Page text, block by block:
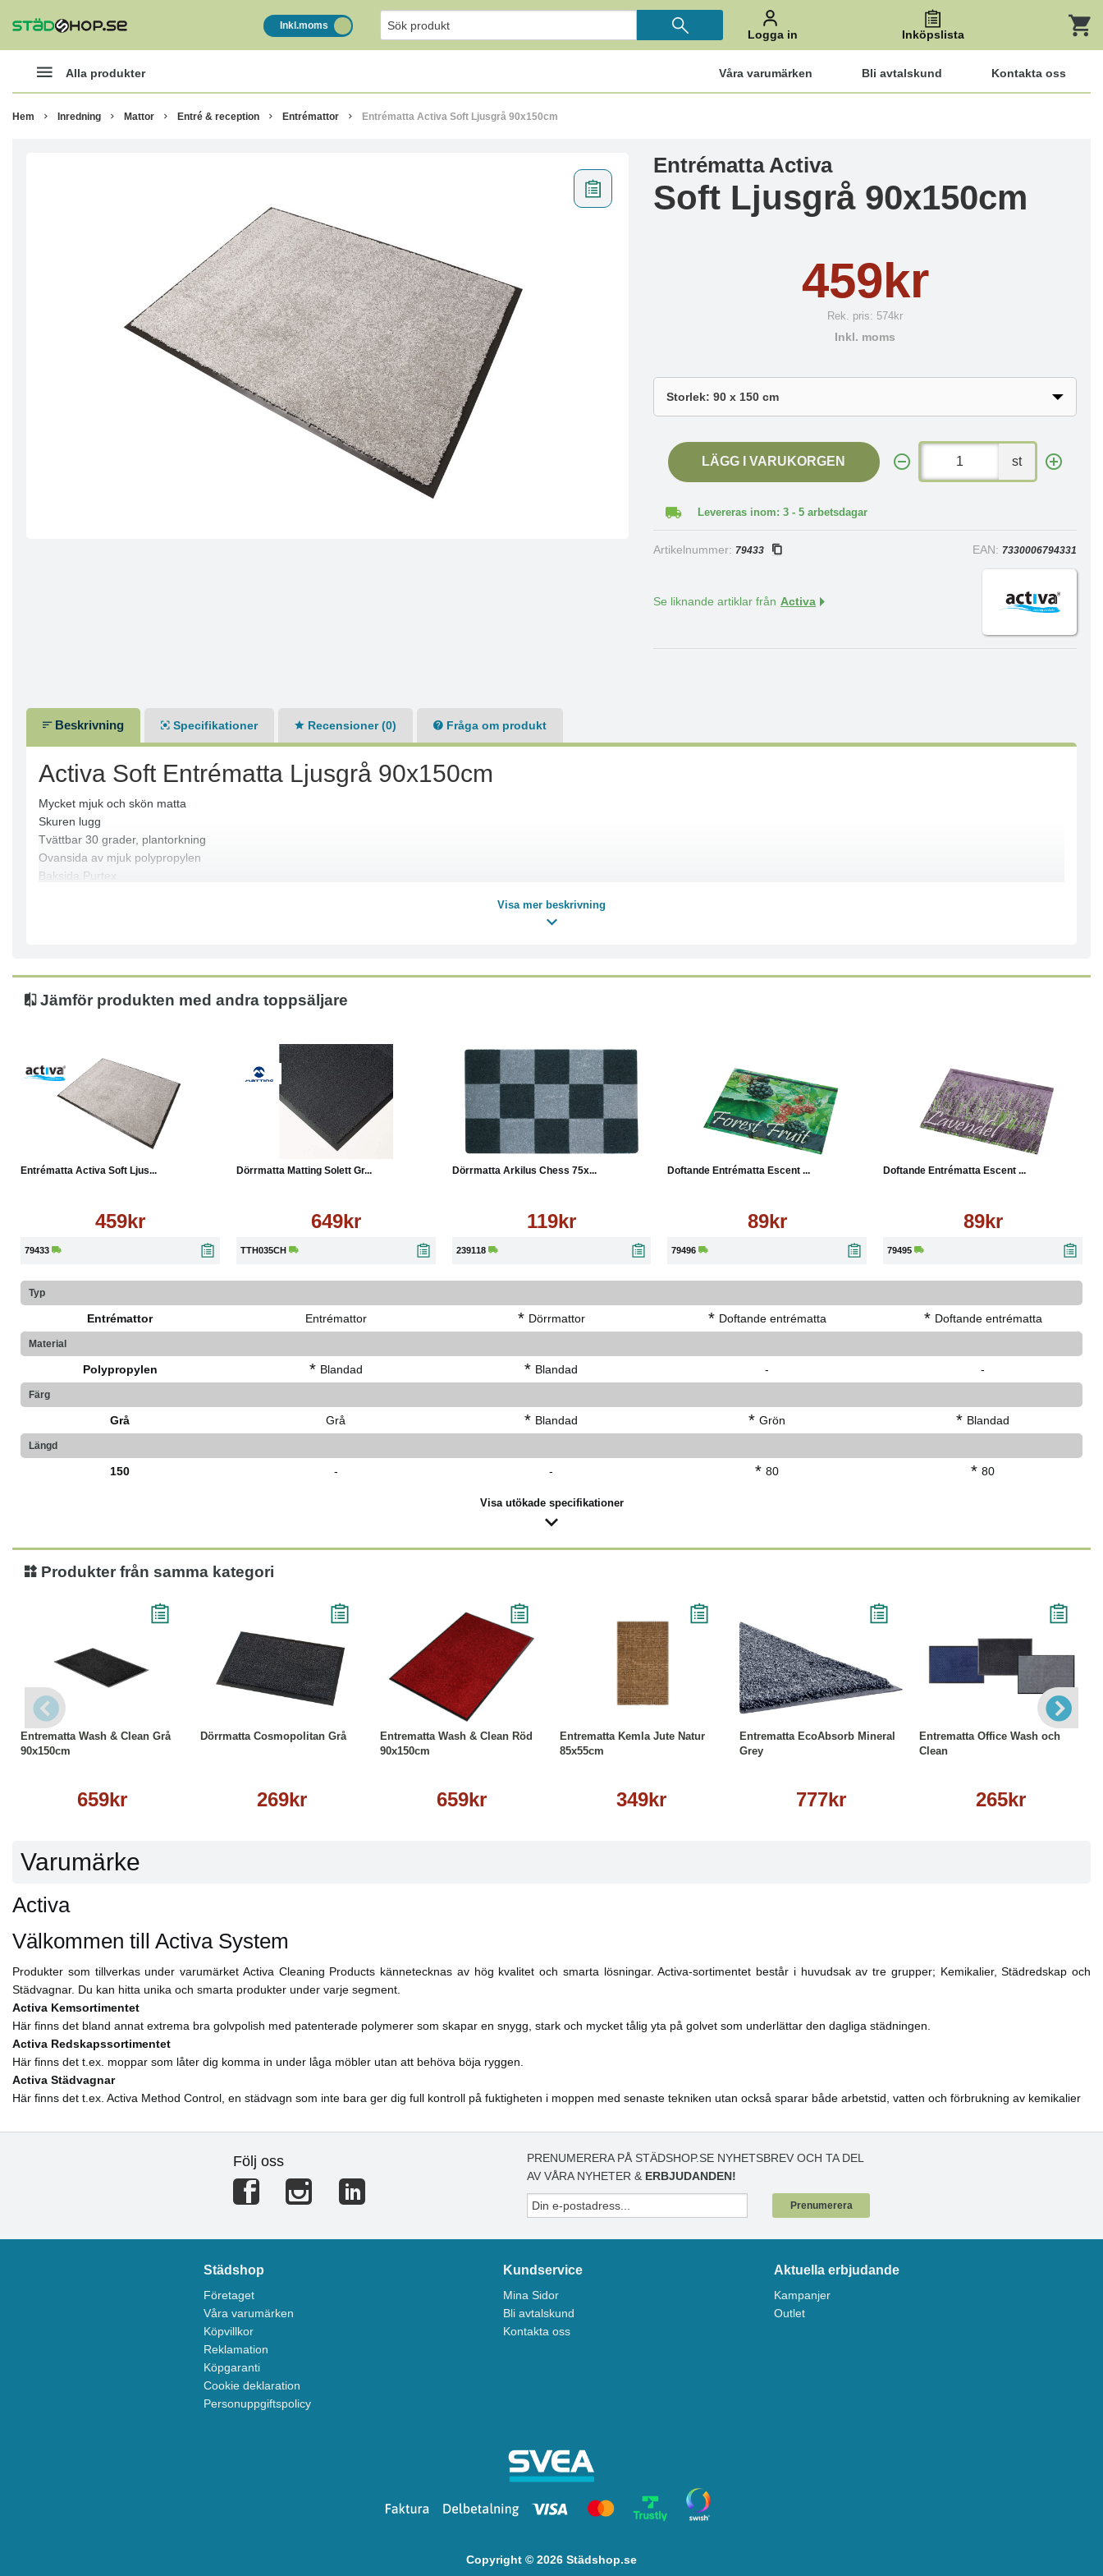
Inkl.moms
Logga in Inköpslista
Alla produkter Våra varumärken Bli avtalskund Kontakta oss
Hem Inredning Mattor Entré & reception Entrémattor Entrématta Activa Soft Ljusgrå 90x150cm
Entrématta Activa
Soft Ljusgrå 90x150cm
459kr
Rek. pris: 574kr
Inkl. moms
LÄGG I VARUKORGEN st
Levereras inom: 3 - 5 arbetsdagar
Artikelnummer: 79433 EAN: 7330006794331
Se liknande artiklar från Activa
Beskrivning Specifikationer Recensioner (0) Fråga om produkt
Activa Soft Entrématta Ljusgrå 90x150cm
Mycket mjuk och skön matta
Skuren lugg
Tvättbar 30 grader, plantorkning
Ovansida av mjuk polypropylen
Baksida Purtex
Visa mer beskrivning
Jämför produkten med andra toppsäljare
Entrématta Activa Soft Ljus...
459kr
79433
Läs mer
Dörrmatta Matting Solett Gr...
649kr
TTH035CH
Dörrmatta Arkilus Chess 75x...
119kr
239118
Köp Läs mer
Doftande Entrématta Escent ...
89kr
79496
Läs mer
Doftande Entrématta Escent ...
89kr
79495
Läs mer
Typ
Entrémattor Entrémattor * Dörrmattor * Doftande entrématta * Doftande entrématta
Material
Polypropylen * Blandad * Blandad - -
Färg
Grå Grå * Blandad * Grön * Blandad
Längd
150 - - * 80 * 80
Visa utökade specifikationer
Produkter från samma kategori
Entrematta Wash & Clean Grå
90x150cm
659kr
Köp
Dörrmatta Cosmopolitan Grå
269kr
Läs mer
Entrematta Wash & Clean Röd
90x150cm
659kr
Köp Läs mer
Entrematta Kemla Jute Natur
85x55cm
349kr
Läs mer
Entrematta EcoAbsorb Mineral
Grey
777kr
Läs mer
Entrematta Office Wash och
Clean
265kr
Varumärke
Activa
Välkommen till Activa System
Produkter som tillverkas under varumärket Activa Cleaning Products kännetecknas av hög kvalitet och smarta lösningar. Activa-sortimentet består i huvudsak av tre grupper; Kemikalier, Städredskap och
Städvagnar. Du kan hitta unika och smarta produkter under varje segment.
Activa Kemsortimentet
Här finns det bland annat extrema bra golvpolish med patenterade polymerer som skapar en snygg, stark och mycket tålig yta på golvet som underlättar den dagliga städningen.
Activa Redskapssortimentet
Här finns det t.ex. moppar som låter dig komma in under låga möbler utan att behöva böja ryggen.
Activa Städvagnar
Här finns det t.ex. Activa Method Control, en städvagn som inte bara ger dig full kontroll på fuktigheten i moppen med senaste tekniken utan också sparar både arbetstid, vatten och förbrukning av kemikalier
Följ oss
PRENUMERERA PÅ STÄDSHOP.SE NYHETSBREV OCH TA DEL
AV VÅRA NYHETER & ERBJUDANDEN!
Prenumerera
Städshop
Företaget
Våra varumärken
Köpvillkor
Reklamation
Köpgaranti
Cookie deklaration
Personuppgiftspolicy
Kundservice
Mina Sidor
Bli avtalskund
Kontakta oss
Aktuella erbjudande
Kampanjer
Outlet
Copyright © 2026 Städshop.se